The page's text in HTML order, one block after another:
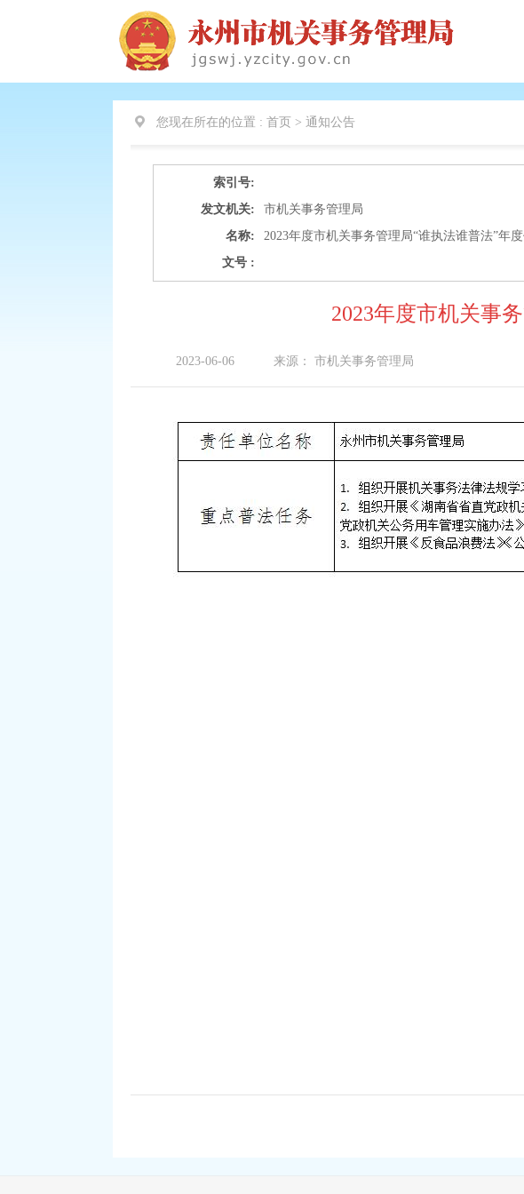
您现在所在的位置 : 首页 > 通知公告
索引号:
发文机关:
市机关事务管理局
名称:
2023年度市机关事务管理局“谁执法谁普法”年
文号 :
2023年度市机关事
2023-06-06 来源： 市机关事务管理局